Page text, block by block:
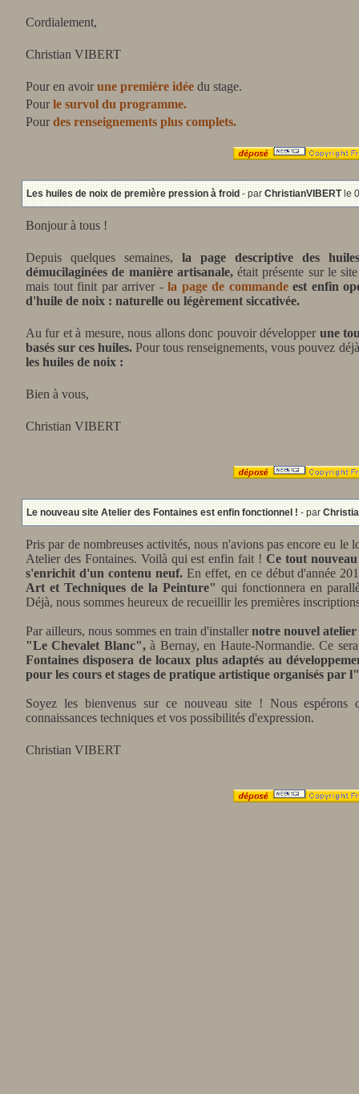
Cordialement,
Christian VIBERT
Pour en avoirune première idée du stage.
Pour le survol du programme.
Pourdes renseignements plus complets.
Les huiles de noix de première pression à froid- parChristianVIBERTle
Bonjour à tous !
Depuis quelques semaines, la page descriptive des
démucilaginées de manière artisanale,était présente sur le
mais tout finit par arriver - la page de commandeest enfin
d'huile de noix : naturelle ou légèrement siccativée.
Au fur et à mesure, nous allons donc pouvoir développer une
basés sur ces huiles.Pour tous renseignements, vous pouvez
les huiles de noix :
Bien à vous,
Christian VIBERT
Le nouveau site Atelier des Fontaines est enfin fonctionnel !- par
Pris par de nombreuses activités, nous n'avions pas encore eu le
Atelier des Fontaines. Voilà qui est enfin fait !Ce tout
s'enrichit d'un contenu neuf.En effet, en ce début d'année
Art et Techniques de la Peinture" qui fonctionnera en
Déjà, nous sommes heureux de recueillir les premières
Par ailleurs, nous sommes en train d'installernotre nouvel atelier
"Le Chevalet Blanc",à Bernay, en Haute-Normandie. Ce
Fontaines disposera de locaux plus adaptés au
pour les cours et stages de pratique artistique organisés par
Soyez les bienvenus sur ce nouveau site ! Nous
connaissances techniques et vos possibilités d'expression.
Christian VIBERT